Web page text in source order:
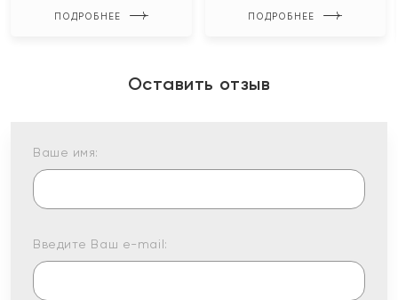
ПОДРОБНЕЕ ПОДРОБНЕЕ
Оставить отзыв
Ваше имя:
Введите Ваш e-mail: